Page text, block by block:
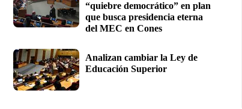
“quiebre democrático” en plan
que busca presidencia eterna
del MEC en Cones
Analizan cambiar la Ley de
Educación Superior